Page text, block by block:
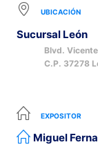
UBICACIÓN
Sucursal León
Blvd.
C.P. 37278
EXPOSITOR
Miguel